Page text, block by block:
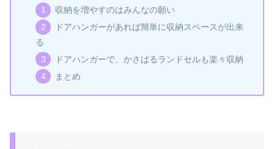
収納を増やすのはみんなの願い
ドアハンガーがあれば簡単に収納スペースが出来
る
ドアハンガーで、かさばるランドセルも楽々収納
まとめ